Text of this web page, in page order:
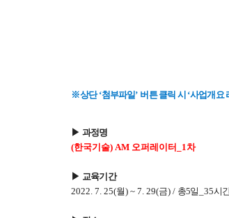
※상단‘첨부파일’ 버튼 클릭 시 ‘사업개요
▶ 과정명
(한국기술) AM 오퍼레이터
_1차
▶ 교육기간
2022. 7. 25(월) ~ 7. 29(금) / 총5일 _35시